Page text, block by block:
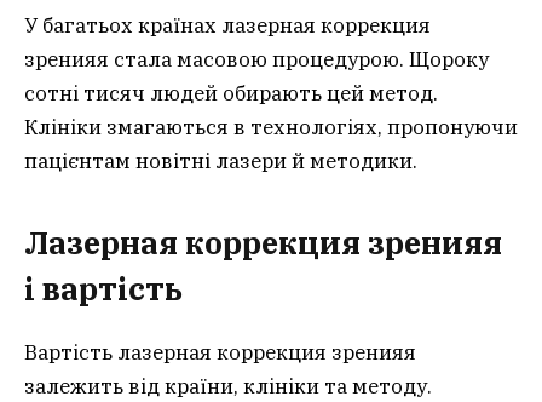
У багатьох країнах лазерная коррекция
зренияя стала масовою процедурою. Щороку
сотні тисяч людей обирають цей метод.
Клініки змагаються в технологіях, пропонуючи
пацієнтам новітні лазери й методики.
Лазерная коррекция зренияя
і вартість
Вартість лазерная коррекция зренияя
залежить від країни, клініки та методу.